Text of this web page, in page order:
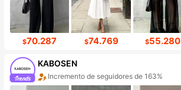
$70.287 $74.769 $55.280
KABOSEN
Incremento de seguidores de 163%